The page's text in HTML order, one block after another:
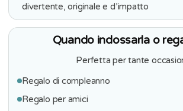
divertente, originale e d’impatto
Quando indossarla o
Perfetta per tante
Regalo di compleanno
Regalo per amici